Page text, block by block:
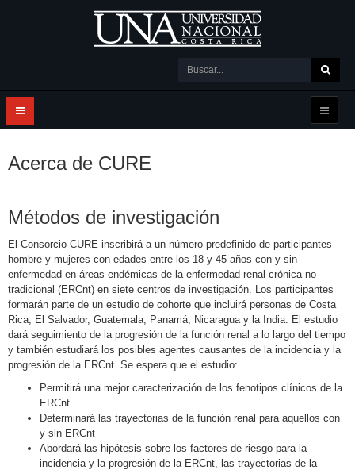
Acerca de CURE
Métodos de investigación
El Consorcio CURE inscribirá a un número predefinido de participantes
hombre y mujeres con edades entre los 18 y 45 años con y sin
enfermedad en áreas endémicas de la enfermedad renal crónica no
tradicional (ERCnt) en siete centros de investigación. Los participantes
formarán parte de un estudio de cohorte que incluirá personas de Costa
Rica, El Salvador, Guatemala, Panamá, Nicaragua y la India. El estudio
dará seguimiento de la progresión de la función renal a lo largo del tiempo
y también estudiará los posibles agentes causantes de la incidencia y la
progresión de la ERCnt. Se espera que el estudio:
Permitirá una mejor caracterización de los fenotipos clínicos de la
ERCnt
Determinará las trayectorias de la función renal para aquellos con
y sin ERCnt
Abordará las hipótesis sobre los factores de riesgo para la
incidencia y la progresión de la ERCnt, las trayectorias de la